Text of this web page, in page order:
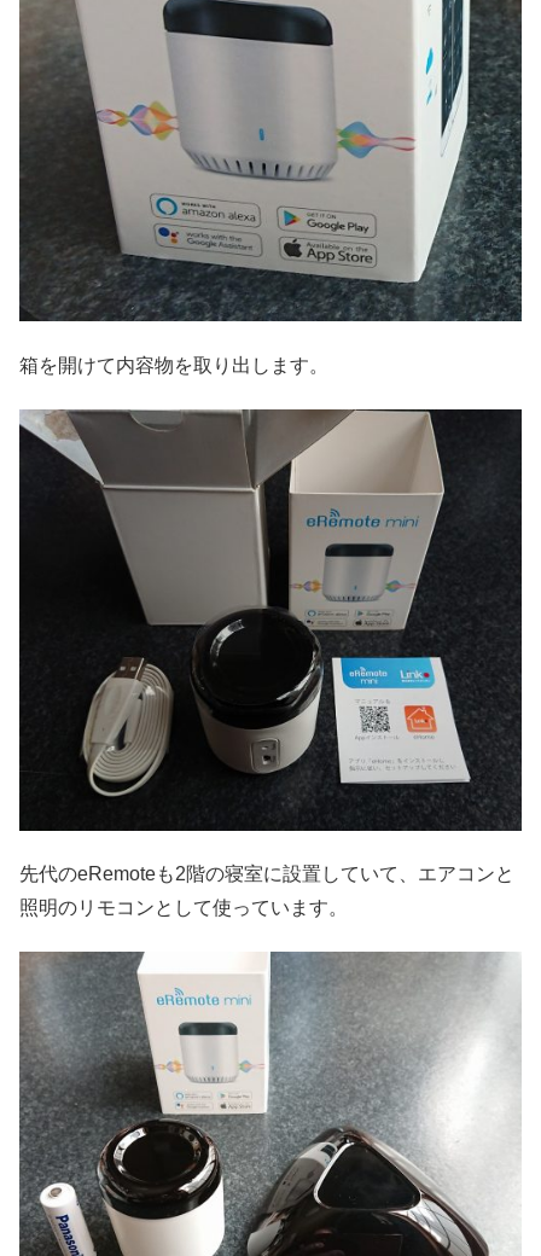
箱を開けて内容物を取り出します。
先代のeRemoteも2階の寝室に設置していて、エアコンと
照明のリモコンとして使っています。